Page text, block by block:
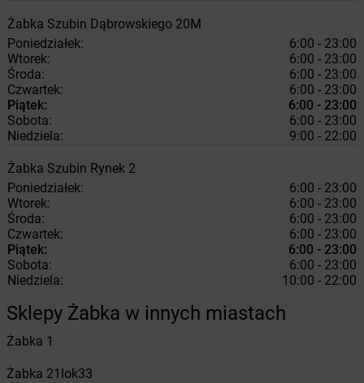
Żabka Szubin Dąbrowskiego 20M
Poniedziałek:
6:00 - 23:00
Wtorek:
6:00 - 23:00
Środa:
6:00 - 23:00
Czwartek:
6:00 - 23:00
Piątek:
6:00 - 23:00
Sobota:
6:00 - 23:00
Niedziela:
9:00 - 22:00
Żabka Szubin Rynek 2
Poniedziałek:
6:00 - 23:00
Wtorek:
6:00 - 23:00
Środa:
6:00 - 23:00
Czwartek:
6:00 - 23:00
Piątek:
6:00 - 23:00
Sobota:
6:00 - 23:00
Niedziela:
10:00 - 22:00
Sklepy Żabka w innych miastach
Żabka 1
Żabka 21lok33